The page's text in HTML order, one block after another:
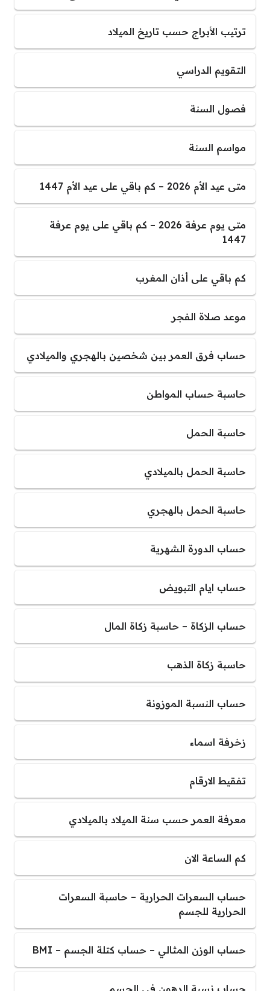
ترتيب الأبراج حسب تاريخ الميلاد
التقويم الدراسي
فصول السنة
مواسم السنة
متى عيد الأم 2026 – كم باقي على عيد الأم 1447
متى يوم عرفة 2026 – كم باقي على يوم عرفة
1447
كم باقي على أذان المغرب
موعد صلاة الفجر
حساب فرق العمر بين شخصين بالهجري والميلادي
حاسبة حساب المواطن
حاسبة الحمل
حاسبة الحمل بالميلادي
حاسبة الحمل بالهجري
حساب الدورة الشهرية
حساب ايام التبويض
حساب الزكاة – حاسبة زكاة المال
حاسبة زكاة الذهب
حساب النسبة الموزونة
زخرفة اسماء
تفقيط الارقام
معرفة العمر حسب سنة الميلاد بالميلادي
كم الساعة الان
حساب السعرات الحرارية – حاسبة السعرات
الحرارية للجسم
حساب الوزن المثالي – حساب كتلة الجسم – BMI